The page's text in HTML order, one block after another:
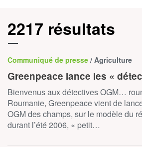
2217 résultats
Communiqué de presse / Agriculture
Greenpeace lance les «
Bienvenus aux détectives OGM…
Roumanie, Greenpeace vient de
OGM des champs, sur le modèle du
durant l’été 2006, « petit…